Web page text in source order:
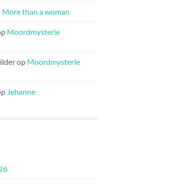
More than a woman
Moordmysterie
op Moordmysterie
Jehanne